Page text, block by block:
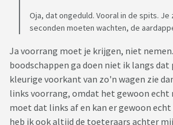
Oja, dat ongeduld. Vooral in de spits.
seconden moeten wachten, de
Ja voorrang moet je krijgen, niet
boodschappen ga doen niet ik langs dat
kleurige voorkant van zo'n wagen zie
links voorrang, omdat het gewoon echt
moet dat links af en kan er gewoon
heb ik ook altijd de toeteraars achter